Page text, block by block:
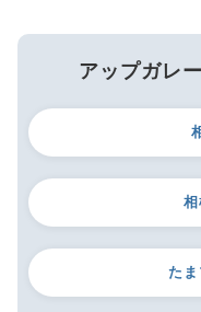
アップガレ
た